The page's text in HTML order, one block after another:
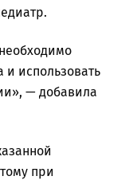
и использовать
— добавила
при